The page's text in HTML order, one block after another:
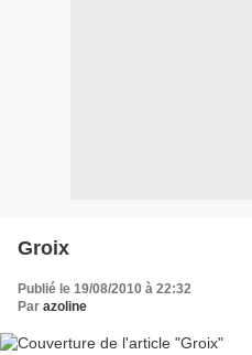
Groix
Publié le 19/08/2010 à 22:32
Par azoline